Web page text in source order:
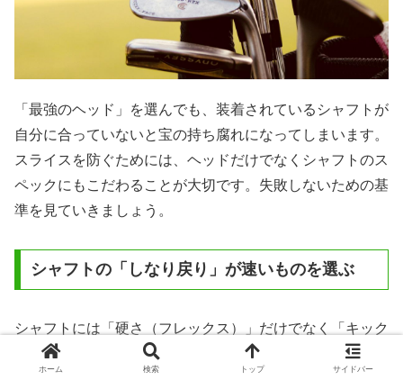
「最強のヘッド」を選んでも、装着されているシャフトが
自分に合っていないと宝の持ち腐れになってしまいます。
スライスを防ぐためには、ヘッドだけでなくシャフトのス
ペックにもこだわることが大切です。失敗しないための基
準を見ていきましょう。
シャフトの「しなり戻り」が速いものを選ぶ
シャフトには「硬さ（フレックス）」だけでなく「キック
ポイント（調子）」という特性があります。スライスに悩
ホーム 検索 トップ サイドバー